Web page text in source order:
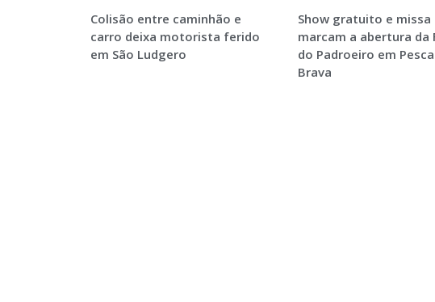
Colisão entre caminhão e
carro deixa motorista ferido
em São Ludgero
Show gratuito e missa
marcam a abertura da
do Padroeiro em
Brava